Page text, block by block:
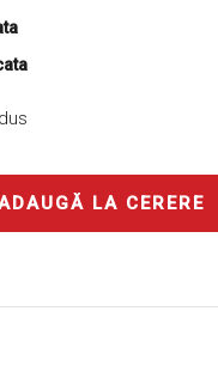
LA CERERE